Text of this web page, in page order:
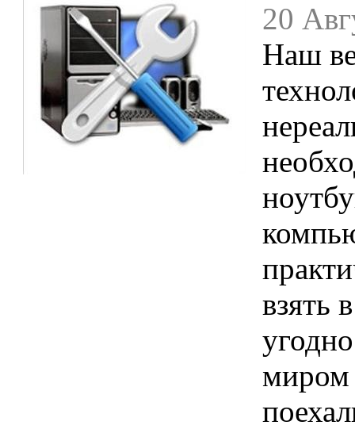
20
Наш
взять
миром